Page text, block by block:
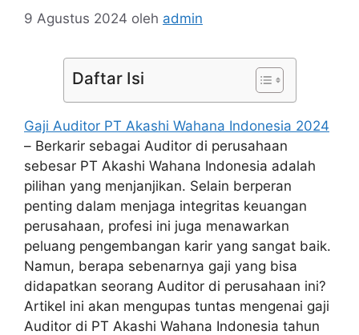
9 Agustus 2024 oleh admin
Daftar Isi
Gaji Auditor PT Akashi Wahana Indonesia 2024
– Berkarir sebagai Auditor di perusahaan
sebesar PT Akashi Wahana Indonesia adalah
pilihan yang menjanjikan. Selain berperan
penting dalam menjaga integritas keuangan
perusahaan, profesi ini juga menawarkan
peluang pengembangan karir yang sangat baik.
Namun, berapa sebenarnya gaji yang bisa
didapatkan seorang Auditor di perusahaan ini?
Artikel ini akan mengupas tuntas mengenai gaji
Auditor di PT Akashi Wahana Indonesia tahun